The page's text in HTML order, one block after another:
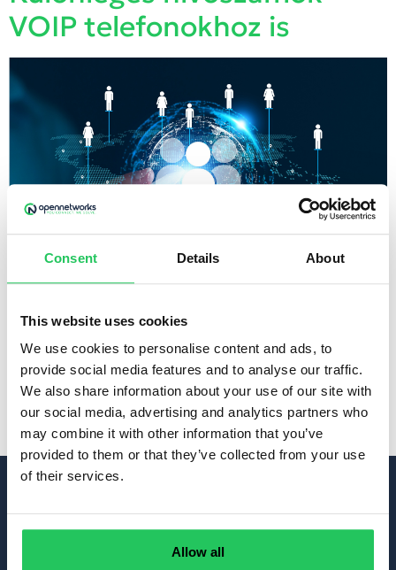
Consent Details About
This website uses cookies
We use cookies to personalise content and ads, to
provide social media features and to analyse our traffic.
We also share information about your use of our site with
our social media, advertising and analytics partners who
may combine it with other information that you’ve
provided to them or that they’ve collected from your use
of their services.
Allow all
VOIP telefonokhoz is
Amennyiben ügyfeleid elégedettségét tovább
szeretnéd növelni, cégedet pedig a legkönnyebben
elérhetővé tenni, a „hagyományos” telefonszámokon
kívül lehetőséged van szép számok, egyedi hívószámok,
külföldi telefonszámok, illetve zöld számok igénylésére
TEL: +36-1 999 6060